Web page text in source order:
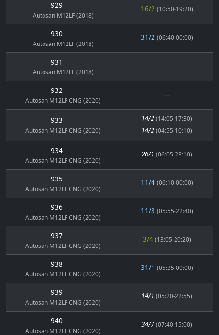
929
Autosan M12LF (2018)
16/2 (10:50-19:20)
930
Autosan M12LF (2018)
31/2 (06:40-00:00)
931
Autosan M12LF (2018)
---
932
Autosan M12LF CNG (2020)
---
933
Autosan M12LF CNG (2020)
14/2 (14:05-17:30)
14/2 (04:55-10:10)
934
Autosan M12LF CNG (2020)
26/1 (06:05-23:10)
935
Autosan M12LF CNG (2020)
11/4 (06:10-00:00)
936
Autosan M12LF CNG (2020)
11/3 (05:55-22:40)
937
Autosan M12LF CNG (2020)
3/4 (13:05-20:20)
938
Autosan M12LF CNG (2020)
31/1 (05:35-00:00)
939
Autosan M12LF CNG (2020)
14/1 (05:20-22:55)
940
Autosan M12LF CNG (2020)
34/7 (07:40-15:00)